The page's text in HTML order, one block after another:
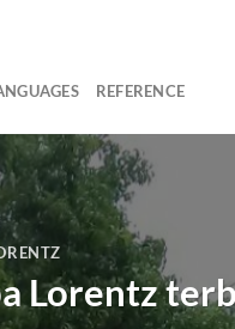
REFERENCE
Lorentz